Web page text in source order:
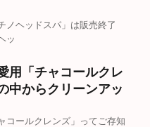
ノヘッドスパ」は販売終了
ッ
用「チャコールクレ
中からクリーンアッ
コールクレンズ」ってご存知